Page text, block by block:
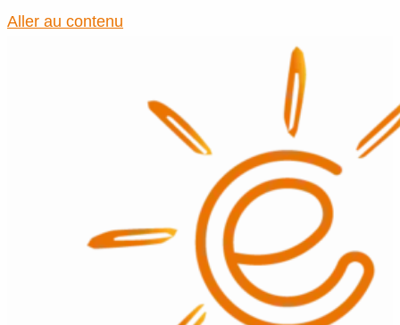
Aller au contenu